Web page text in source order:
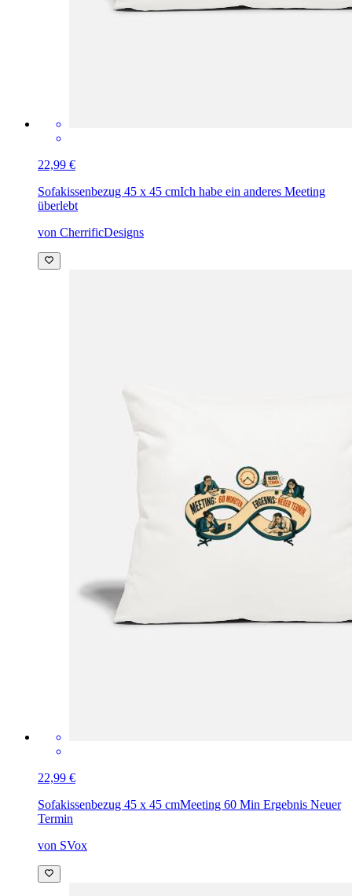
22,99 €
Sofakissenbezug 45 x 45 cmIch habe ein anderes Meeting
überlebt
von CherrificDesigns
22,99 €
Sofakissenbezug 45 x 45 cmMeeting 60 Min Ergebnis Neuer
Termin
von SVox